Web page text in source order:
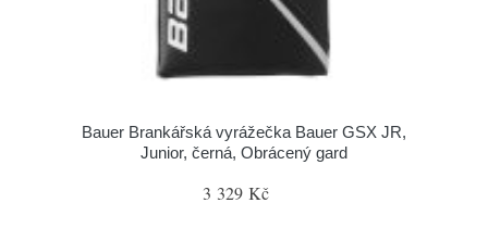
Bauer Brankářská vyrážečka Bauer GSX JR,
Junior, černá, Obrácený gard
3 329 Kč